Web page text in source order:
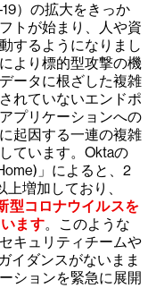
）の拡大をきっか
トが始まり、人や資
するようになりまし
より標的型攻撃の機
ータに根ざした複雑
れていないエンドポ
プリケーションへの
起因する一連の複雑
ています。Oktaの
」によると、2
増加しており、
型コロナウイルスを
ます。このような
キュリティチームや
イダンスがないまま
ションを緊急に展開